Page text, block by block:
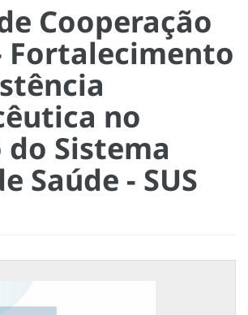
Cooperação
Fortalecimento
no
Sistema
Saúde - SUS